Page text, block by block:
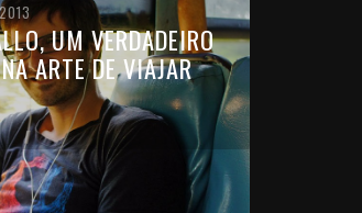
UM VERDADEIRO
ARTE DE VIAJAR